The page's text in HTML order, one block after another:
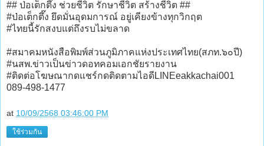
## ป่อเต็กตึ๊ง ช่วยชีวิต รักษาชีวิต สร้างชีวิต ##
#ป่อเต็กตึ๊ง ยึดมั่นอุดมการณ์ อยู่เคียงข้างทุกวิกฤต
#ไทยนี้รักสงบแต่ถึงรบไม่ขลาด
#สมาคมหนังสือพิมพ์ส่วนภูมิภาคแห่งประเทศไทย(สภท.๖๐ปี)
#นสพ.ข่าวเป็นข่าวดอทคอมเอกชัยรายงาน
#ติดต่อโฆษณากดแชร์กดติดตามไอดีLINEeakkachai001
089-498-1477
at 10/09/2568 03:46:00 PM
ใช้ร่วมกัน